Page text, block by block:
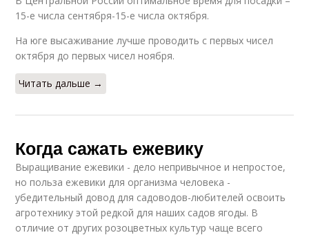
15-е числа сентября-15-е числа октября.
На юге высаживание лучше проводить с первых чисел
октября до первых чисел ноября.
Читать дальше →
Когда сажать ежевику
Выращивание ежевики - дело непривычное и непростое,
но польза ежевики для организма человека -
убедительный довод для садоводов-любителей освоить
агротехнику этой редкой для наших садов ягоды. В
отличие от других розоцветных культур чаще всего